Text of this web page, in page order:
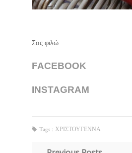
Σας φιλώ
FACEBOOK
INSTAGRAM
Tags : ΧΡΙΣΤΟΥΓΕΝΝΑ